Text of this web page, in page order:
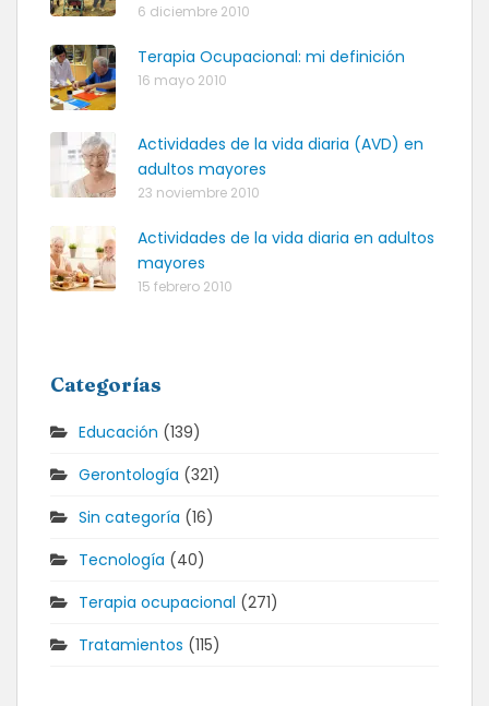
6 diciembre 2010
Terapia Ocupacional: mi definición
16 mayo 2010
Actividades de la vida diaria (AVD) en
adultos mayores
23 noviembre 2010
Actividades de la vida diaria en adultos
mayores
15 febrero 2010
Categorías
Educación (139)
Gerontología (321)
Sin categoría (16)
Tecnología (40)
Terapia ocupacional (271)
Tratamientos (115)